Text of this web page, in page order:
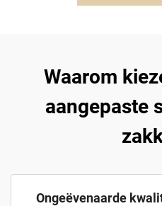
Waarom
aangepaste
Ongeëvenaarde